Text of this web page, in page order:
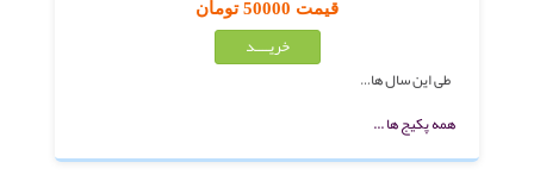
قیمت 50000 تومان
طی این سال ها…
همه پکیج ها ...